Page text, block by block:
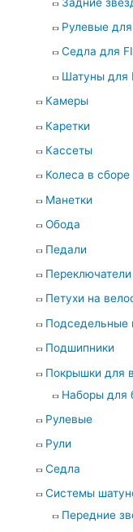
Рулевые для
Седла для
Шатуны для
Камеры
Каретки
Кассеты
Колеса в сборе
Манетки
Обода
Педали
Переключатели
Петухи на
Подседельные
Подшипники
Покрышки для
Наборы для
Рулевые
Рули
Седла
Системы
Передние